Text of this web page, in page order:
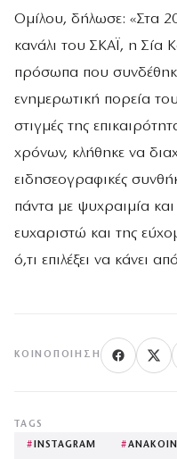
Ομίλου, δήλωσε: «Στα
κανάλι του ΣΚΑΪ, η Σία
πρόσωπα που
ενημερωτική πορεία
στιγμές της
χρόνων, κλήθηκε να
ειδησεογραφικές
πάντα με ψυχραιμία
ευχαριστώ και της
ό,τι επιλέξει να κάνει
ΚΟΙΝΟΠΟΊΗΣΗ
TAGS
# INSTAGRAM #